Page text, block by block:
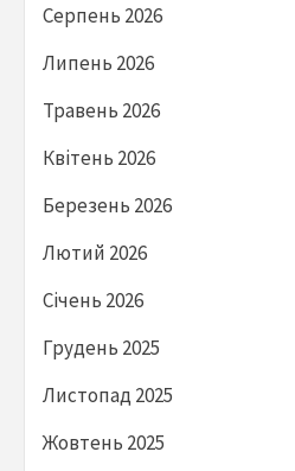
Серпень 2026
Липень 2026
Травень 2026
Квітень 2026
Березень 2026
Лютий 2026
Січень 2026
Грудень 2025
Листопад 2025
Жовтень 2025